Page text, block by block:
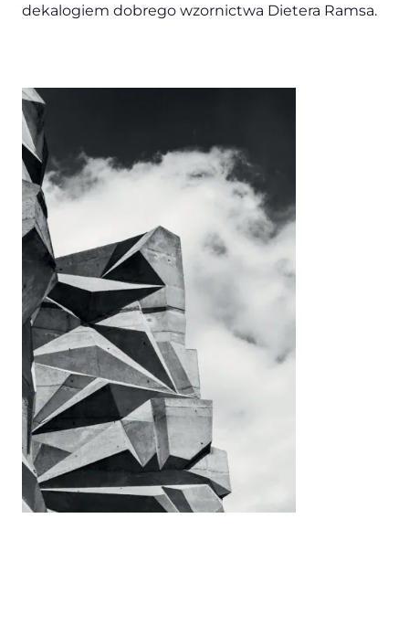
dekalogiem dobrego wzornictwa Dietera Ramsa.